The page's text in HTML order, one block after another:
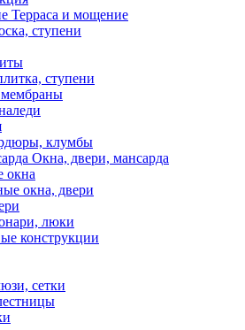
Терраса и мощение
ступени
ступени
клумбы
Окна, двери, мансарда
окна
окна, двери
люки
конструкции
сетки